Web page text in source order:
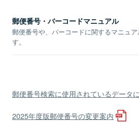
郵便番号・バーコードマニュアル
郵便番号や、バーコードに関するマニュ
す。
郵便番号検索に使用されているデータ
2025年度版郵便番号の変更案内